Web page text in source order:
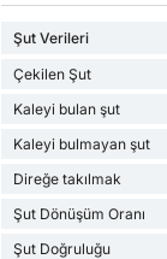
Şut Verileri
Çekilen Şut
Kaleyi bulan şut
Kaleyi bulmayan şut
Direğe takılmak
Şut Dönüşüm Oranı
Şut Doğruluğu